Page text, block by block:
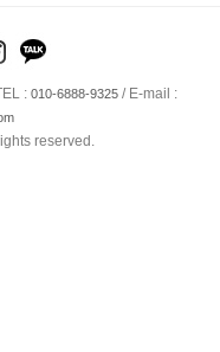
: 010-6888-9325/ E-mail :
reserved.